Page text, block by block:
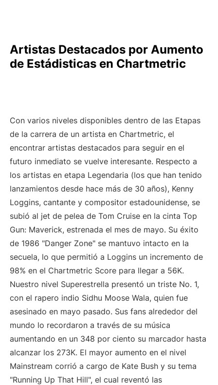
Artistas Destacados por Aumento
de Estádisticas en Chartmetric
Con varios niveles disponibles dentro de las Etapas
de la carrera de un artista en Chartmetric, el
encontrar artistas destacados para seguir en el
futuro inmediato se vuelve interesante. Respecto a
los artistas en etapa Legendaria (los que han tenido
lanzamientos desde hace más de 30 años), Kenny
Loggins, cantante y compositor estadounidense, se
subió al jet de pelea de Tom Cruise en la cinta Top
Gun: Maverick, estrenada el mes de mayo. Su éxito
de 1986 "Danger Zone" se mantuvo intacto en la
secuela, lo que permitió a Loggins un incremento de
98% en el Chartmetric Score para llegar a 56K.
Nuestro nivel Superestrella presentó un triste No. 1,
con el rapero indio Sidhu Moose Wala, quien fue
asesinado en mayo pasado. Sus fans alrededor del
mundo lo recordaron a través de su música
aumentando en un 348 por ciento su marcador hasta
alcanzar los 273K. El mayor aumento en el nivel
Mainstream corrió a cargo de Kate Bush y su tema
"Running Up That Hill", el cual reventó las